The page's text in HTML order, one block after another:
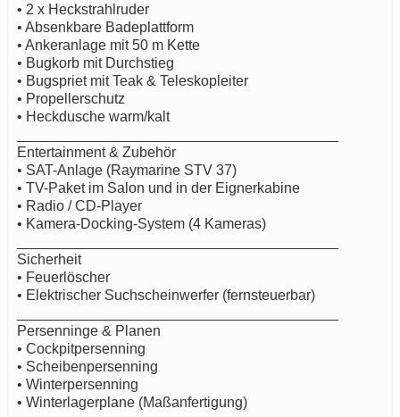
• 2 x Heckstrahlruder
• Absenkbare Badeplattform
• Ankeranlage mit 50 m Kette
• Bugkorb mit Durchstieg
• Bugspriet mit Teak & Teleskopleiter
• Propellerschutz
• Heckdusche warm/kalt
Entertainment & Zubehör
• SAT-Anlage (Raymarine STV 37)
• TV-Paket im Salon und in der Eignerkabine
• Radio / CD-Player
• Kamera-Docking-System (4 Kameras)
Sicherheit
• Feuerlöscher
• Elektrischer Suchscheinwerfer (fernsteuerbar)
Persenninge & Planen
• Cockpitpersenning
• Scheibenpersenning
• Winterpersenning
• Winterlagerplane (Maßanfertigung)